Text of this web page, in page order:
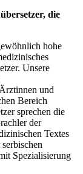
die
hohe
Unsere
und
Bereich
sprechen die
der
Textes
Spezialisierung